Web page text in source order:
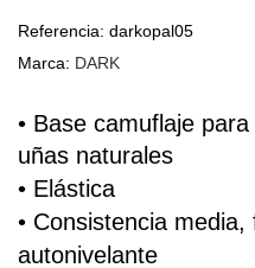
Referencia: darkopal05
Marca: DARK
• Base camuflaje
uñas naturales
• Elástica
• Consistencia
autonivelante